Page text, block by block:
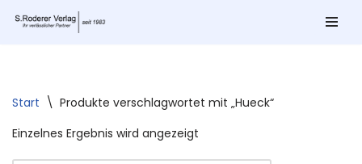
Start \ Produkte verschlagwortet mit „Hueck“
Einzelnes Ergebnis wird angezeigt